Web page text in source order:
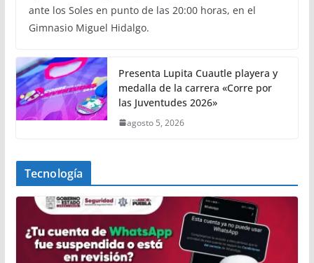
ante los Soles en punto de las 20:00 horas, en el
Gimnasio Miguel Hidalgo.
Presenta Lupita Cuautle playera y
medalla de la carrera «Corre por
las Juventudes 2026»
agosto 5, 2026
Tecnología